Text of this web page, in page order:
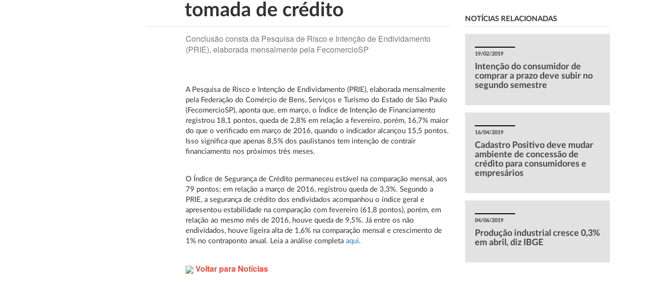
tomada de crédito
Conclusão consta da Pesquisa de Risco e Intenção de Endividamento
(PRIE), elaborada mensalmente pela FecomercioSP
A Pesquisa de Risco e Intenção de Endividamento (PRIE), elaborada mensalmente
pela Federação do Comércio de Bens, Serviços e Turismo do Estado de São Paulo
(FecomercioSP), aponta que, em março, o Índice de Intenção de Financiamento
registrou 18,1 pontos, queda de 2,8% em relação a fevereiro, porém, 16,7% maior
do que o verificado em março de 2016, quando o indicador alcançou 15,5 pontos.
Isso significa que apenas 8,5% dos paulistanos tem intenção de contrair
financiamento nos próximos três meses.
O Índice de Segurança de Crédito permaneceu estável na comparação mensal, aos
79 pontos; em relação a março de 2016, registrou queda de 3,3%. Segundo a
PRIE, a segurança de crédito dos endividados acompanhou o índice geral e
apresentou estabilidade na comparação com fevereiro (61,8 pontos), porém, em
relação ao mesmo mês de 2016, houve queda de 9,5%. Já entre os não
endividados, houve ligeira alta de 1,6% na comparação mensal e crescimento de
1% no contraponto anual. Leia a análise completaaqui.
Voltar para Notícias
NOTÍCIAS RELACIONADAS
19/02/2019
Intenção do consumidor de
comprar a prazo deve subir no
segundo semestre
16/04/2019
Cadastro Positivo deve mudar
ambiente de concessão de
crédito para consumidores e
empresários
04/06/2019
Produção industrial cresce 0,3%
em abril, diz IBGE